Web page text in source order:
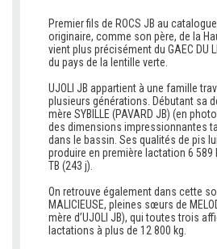
Premier fils de ROCS JB au
originaire, comme son père, de la
vient plus précisément du GAEC DU
du pays de la lentille verte.
UJOLI JB appartient à une famille
plusieurs générations. Débutant sa
mère SYBILLE (PAVARD JB) (en
des dimensions impressionnantes
dans le bassin. Ses qualités de pis
produire en première lactation 6 589
TB (243 j).
On retrouve également dans cette
MALICIEUSE, pleines sœurs de
mère d’UJOLI JB), qui toutes trois
lactations à plus de 12 800 kg.